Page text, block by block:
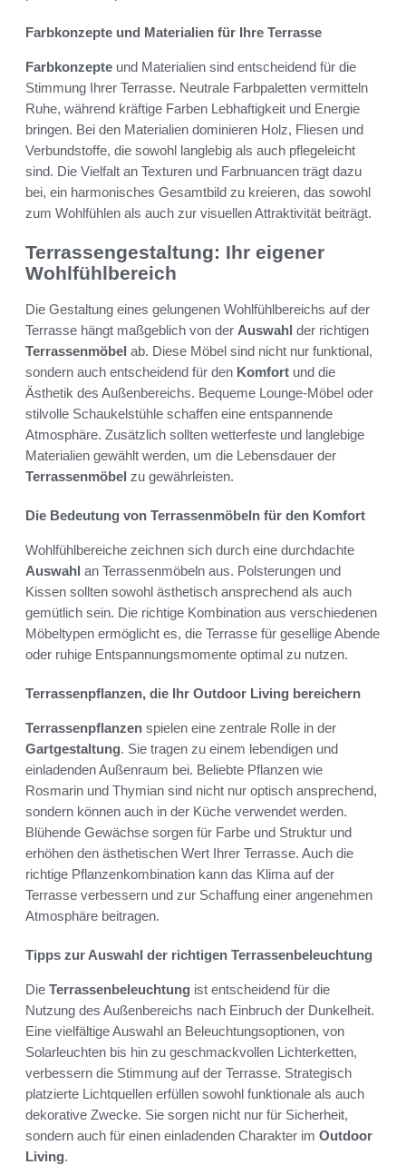
Farbkonzepte und Materialien für Ihre Terrasse
Farbkonzepte und Materialien sind entscheidend für die
Stimmung Ihrer Terrasse. Neutrale Farbpaletten vermitteln
Ruhe, während kräftige Farben Lebhaftigkeit und Energie
bringen. Bei den Materialien dominieren Holz, Fliesen und
Verbundstoffe, die sowohl langlebig als auch pflegeleicht
sind. Die Vielfalt an Texturen und Farbnuancen trägt dazu
bei, ein harmonisches Gesamtbild zu kreieren, das sowohl
zum Wohlfühlen als auch zur visuellen Attraktivität beiträgt.
Terrassengestaltung: Ihr eigener
Wohlfühlbereich
Die Gestaltung eines gelungenen Wohlfühlbereichs auf der
Terrasse hängt maßgeblich von der Auswahl der richtigen
Terrassenmöbel ab. Diese Möbel sind nicht nur funktional,
sondern auch entscheidend für den Komfort und die
Ästhetik des Außenbereichs. Bequeme Lounge-Möbel oder
stilvolle Schaukelstühle schaffen eine entspannende
Atmosphäre. Zusätzlich sollten wetterfeste und langlebige
Materialien gewählt werden, um die Lebensdauer der
Terrassenmöbel zu gewährleisten.
Die Bedeutung von Terrassenmöbeln für den Komfort
Wohlfühlbereiche zeichnen sich durch eine durchdachte
Auswahl an Terrassenmöbeln aus. Polsterungen und
Kissen sollten sowohl ästhetisch ansprechend als auch
gemütlich sein. Die richtige Kombination aus verschiedenen
Möbeltypen ermöglicht es, die Terrasse für gesellige Abende
oder ruhige Entspannungsmomente optimal zu nutzen.
Terrassenpflanzen, die Ihr Outdoor Living bereichern
Terrassenpflanzen spielen eine zentrale Rolle in der
Gartgestaltung. Sie tragen zu einem lebendigen und
einladenden Außenraum bei. Beliebte Pflanzen wie
Rosmarin und Thymian sind nicht nur optisch ansprechend,
sondern können auch in der Küche verwendet werden.
Blühende Gewächse sorgen für Farbe und Struktur und
erhöhen den ästhetischen Wert Ihrer Terrasse. Auch die
richtige Pflanzenkombination kann das Klima auf der
Terrasse verbessern und zur Schaffung einer angenehmen
Atmosphäre beitragen.
Tipps zur Auswahl der richtigen Terrassenbeleuchtung
Die Terrassenbeleuchtung ist entscheidend für die
Nutzung des Außenbereichs nach Einbruch der Dunkelheit.
Eine vielfältige Auswahl an Beleuchtungsoptionen, von
Solarleuchten bis hin zu geschmackvollen Lichterketten,
verbessern die Stimmung auf der Terrasse. Strategisch
platzierte Lichtquellen erfüllen sowohl funktionale als auch
dekorative Zwecke. Sie sorgen nicht nur für Sicherheit,
sondern auch für einen einladenden Charakter im Outdoor
Living.